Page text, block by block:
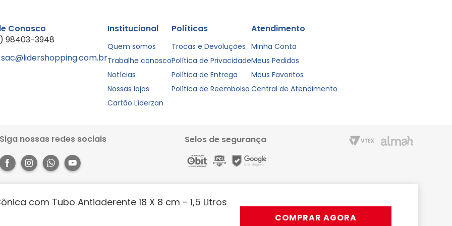
Forma Nigro Cônica com Tubo Antiaderente 18 X 8 cm - 1,5 Litros
COMPRAR AGORA
Conosco
98403-3948
sac@lidershopping.com.br
Institucional
Quem somos
Trabalhe conosco
Notícias
Nossas lojas
Cartão Líderzan
Políticas
Trocas e Devoluções
Política de Privacidade
Política de Entrega
Política de Reembolso
Atendimento
Minha Conta
Meus Pedidos
Meus Favoritos
Central de Atendimento
Siga nossas redes sociais Selos de segurança
dos Pariquis, 1056 - Jurunas, Belém - PA, 66033-590. Site 100% seguro, com entrega rápida e condições especiais para o Cartão Liderzan.
e muito mais. Aproveite a agilidade, praticidade e comodidade que o Líder Shopping proporciona. Acesse o site ou o App